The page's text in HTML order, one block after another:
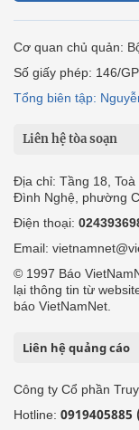
Cơ quan chủ quản:
Số giấy phép: 146/
Tổng biên tập:
Liên hệ tòa soạn
Địa chỉ: Tầng 18,
Đình Nghệ, phường
Điện thoại:
Email:
© 1997 Báo
lại thông tin từ
báo VietNamNet.
Liên hệ quảng cáo
Công ty Cổ phần
Hotline: 0919405885